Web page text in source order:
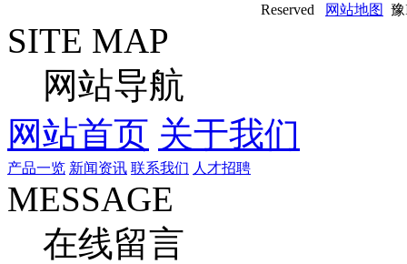
Reserved
网站地图 豫
SITE MAP
网站导航
网站首页 关于我们
产品一览 新闻资讯 联系我们 人才招聘
MESSAGE
在线留言